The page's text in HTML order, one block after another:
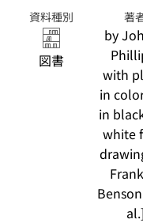
資料種別
図書
著
by
with
in
in
white
al.]